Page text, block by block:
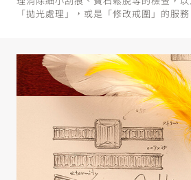
「拋光處理」，或是「修改戒圍」的服務